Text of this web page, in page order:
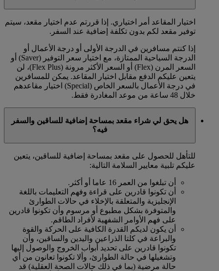
اختيار المقاعد أمر اختياري. إذا قررتم عدم اختيار مقعد، سيتم
توفير مقعد لكم بدون تكلفة إضافية عند السفر.
إذا كنتم مسافرين في الدرجة الأولى أو درجة الأعمال أو
الدرجة السياحية الممتازة، مع اختيار سعر التوفير (Saver) أو
السعر المرن (Flex) أو السعر الأكثر مرونة (Flex Plus)، لن
يتعين عليكم الدفع مقابل اختيار المقاعد. يمكن للمسافرين
في درجة الأعمال بالسعر الخاص (Special) اختيار مقاعدهم
خلال 48 ساعة من موعد المغادرة فقط.
هل يحق لي شراء مقعد بمساحة إضافية للساقين والسفر
فيه؟
للتأهل للحصول على مقعد بمساحة إضافية للساقين، يتعين
عليكم تلبية معايير السلامة التالية:
أن تبلغوا من العمر 16 عاما أو أكثر.
أن تكونوا قادرين على قراءة وفهم التعليمات باللغة
الإنجليزية والمتعلقة بالإخلاء في حالات الطوارئ
والمتوفرة بشكل مطبوع أو مرسوم وأن تكونوا قادرين
على فهم الأوامر الشفهية لأفراد الطاقم.
أن يكون لديكم القدرة الكافية على الحركة والقوة
والبراعة في كلتا الذراعين واليدين والساقين، وأن
تكونوا قادرين على تحديد أبواب الخروج والوصول إليها
وتشغيلها في حالة الطوارئ، وألا تكونوا تعانون من أي
حالة مرضية (بما في ذلك حالات الصحة العقلية) قد